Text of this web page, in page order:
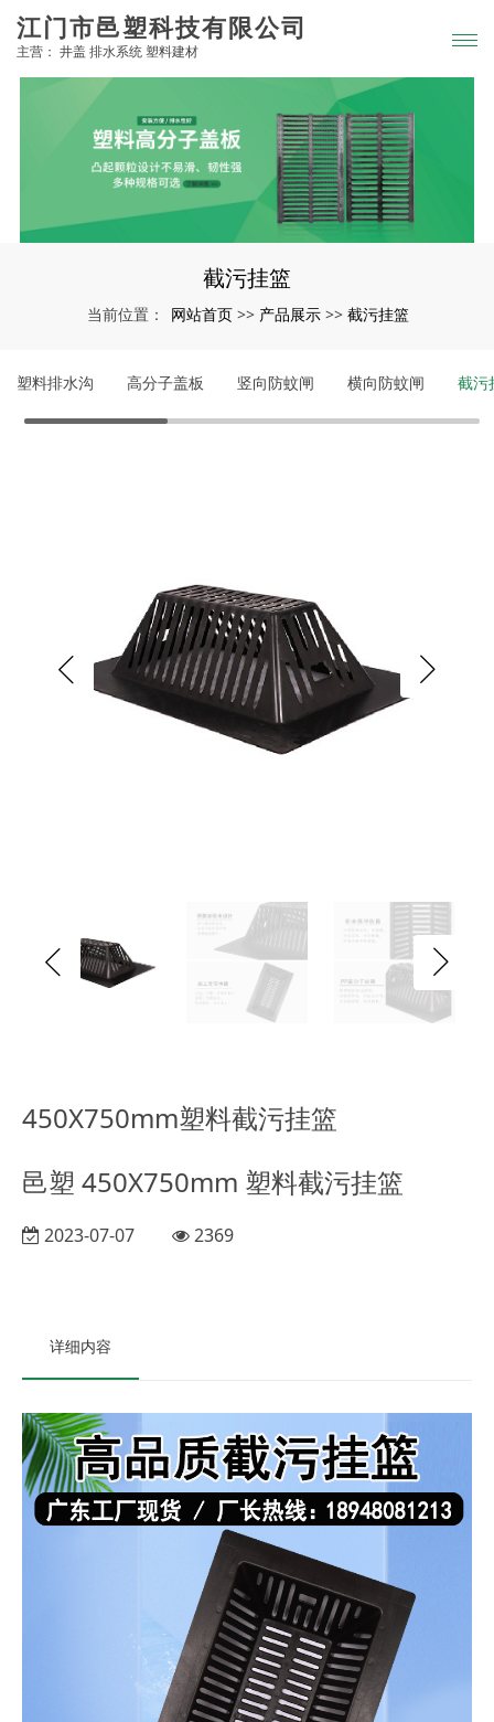
江门市邑塑科技有限公司
主营： 井盖 排水系统 塑料建材
截污挂篮
当前位置： 网站首页 >> 产品展示 >> 截污挂篮
塑料排水沟 高分子盖板 竖向防蚊闸 横向防蚊闸 截污
450X750mm塑料截污挂篮
邑塑 450X750mm 塑料截污挂篮
2023-07-07 2369
详细内容